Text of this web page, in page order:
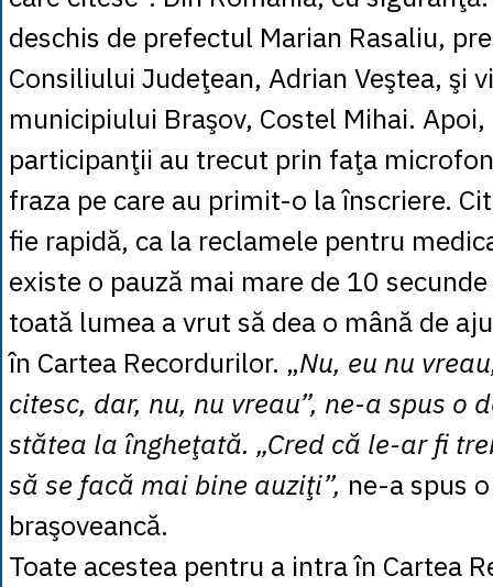
deschis de prefectul Marian Rasaliu,
Consiliului Judeţean, Adrian Veştea, şi
municipiului Braşov, Costel Mihai.
participanţii au trecut prin faţa
fraza pe care au primit-o la înscriere.
fie rapidă, ca la reclamele pentru
existe o pauză mai mare de 10
toată lumea a vrut să dea o mână de
în Cartea Recordurilor. „Nu, eu nu
citesc, dar, nu, nu vreau”, ne-a spus o
stătea la îngheţată. „Cred că le-ar fi
să se facă mai bine auziţi”, ne-a spus
braşoveancă.
Toate acestea pentru a intra în Cartea